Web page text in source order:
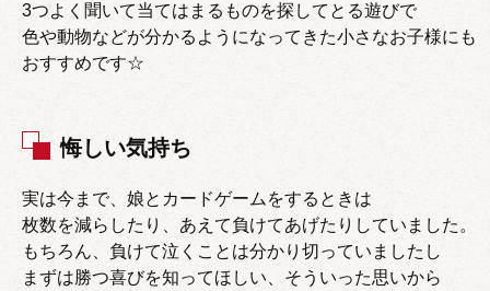
3つよく聞いて当てはまるものを探してとる遊びで
色や動物などが分かるようになってきた小さなお子様にも
おすすめです☆
悔しい気持ち
実は今まで、娘とカードゲームをするときは
枚数を減らしたり、あえて負けてあげたりしていました。
もちろん、負けて泣くことは分かり切っていましたし
まずは勝つ喜びを知ってほしい、そういった思いから